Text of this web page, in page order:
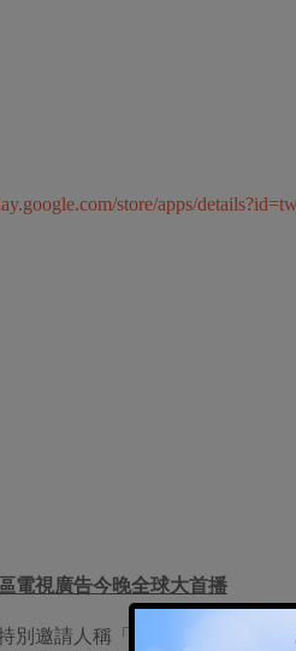
store/apps/
電視廣告今晚全球大首播
別邀請人稱「香港爆機達人」